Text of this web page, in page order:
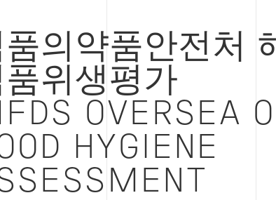
품의약품안전처
품위생평가
OVERSEA
HYGIENE